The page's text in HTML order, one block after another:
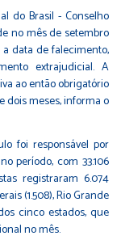
do Brasil - Conselho
no mês de setembro
data de falecimento,
extrajudicial. A
ao então obrigatório
meses, informa o
foi responsável por
período, com 33.106
registraram 6.074
(1.508), Rio Grande
cinco estados, que
no mês.